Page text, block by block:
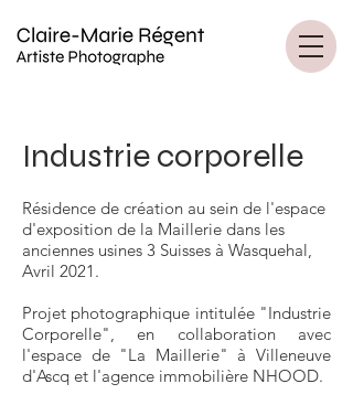
Industrie corporelle
Résidence de création au sein de l'espace
d'exposition de la Maillerie dans les
anciennes usines 3 Suisses à Wasquehal,
Avril 2021.
Projet photographique intitulée "Industrie
Corporelle", en collaboration avec
l'espace de "La Maillerie" à Villeneuve
d'Ascq et l'agence immobilière NHOOD.